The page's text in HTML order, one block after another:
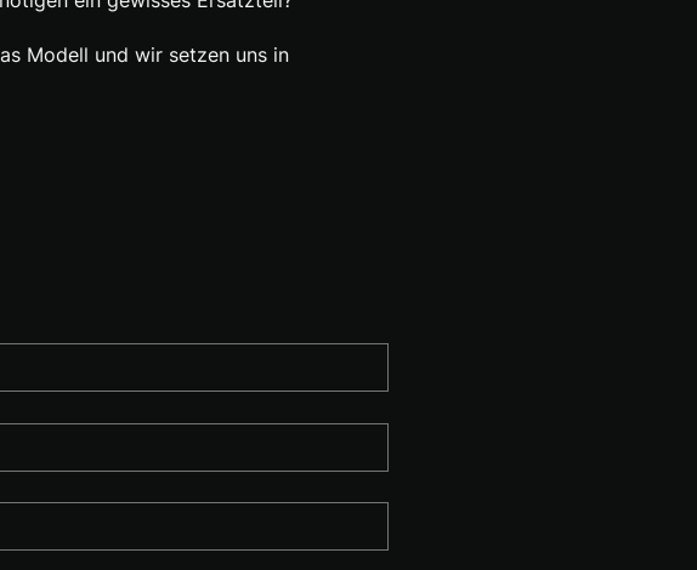
Modell und wir setzen uns in